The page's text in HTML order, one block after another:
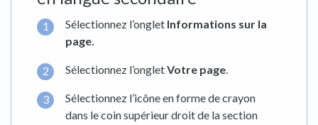
Sélectionnez l’onglet Informations sur la
page.
Sélectionnez l’ongletVotre page.
Sélectionnez l’icône en forme de crayon
dans le coin supérieur droit de la section